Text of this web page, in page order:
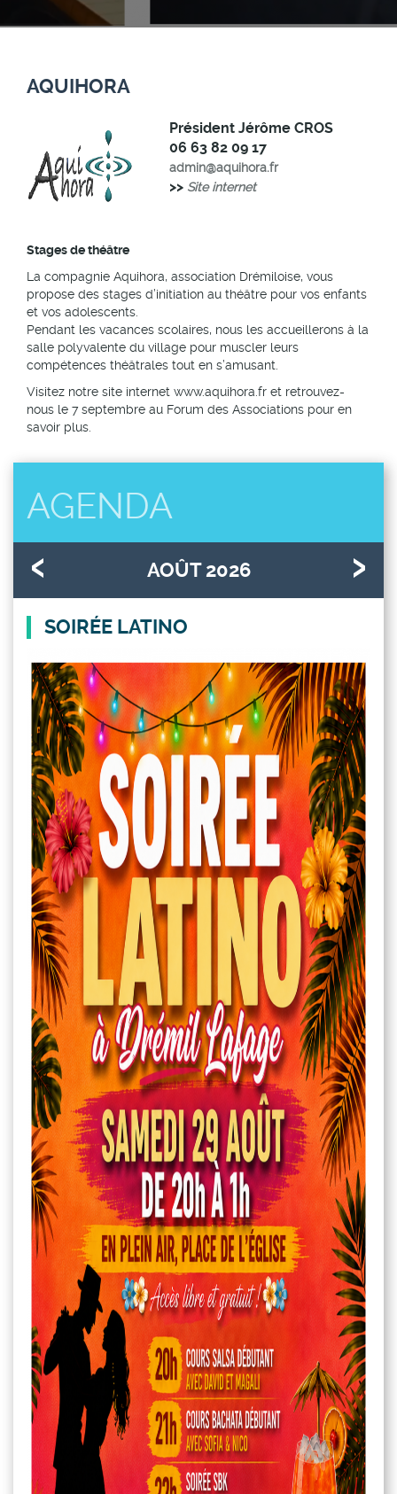
AQUIHORA
Président Jérôme CROS
06 63 82 09 17
admin@aquihora.fr
>> Site internet
Stages de théâtre
La compagnie Aquihora, association Drémiloise, vous
propose des stages d’initiation au théâtre pour vos enfants
et vos adolescents.
Pendant les vacances scolaires, nous les accueillerons à la
salle polyvalente du village pour muscler leurs
compétences théâtrales tout en s’amusant.
Visitez notre site internet www.aquihora.fr et retrouvez-
nous le 7 septembre au Forum des Associations pour en
savoir plus.
AGENDA
AOÛT 2026
SOIRÉE LATINO